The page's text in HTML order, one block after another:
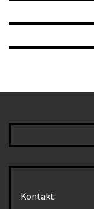
Kontakt: